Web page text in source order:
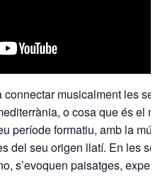
connectar musicalment les
o cosa que és el
període formatiu, amb la
del seu origen llatí. En les
s’evoquen paisatges,